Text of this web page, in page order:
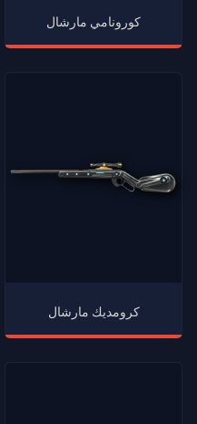
كورونامي مارشال
كرومديك مارشال